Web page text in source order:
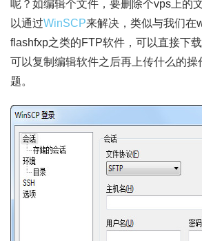
呢？如编辑个文件，要删除个vps上的
以通过WinSCP来解决，类似与我们在
flashfxp之类的FTP软件，可以直接下
可以复制编辑软件之后再上传什么的操
题。